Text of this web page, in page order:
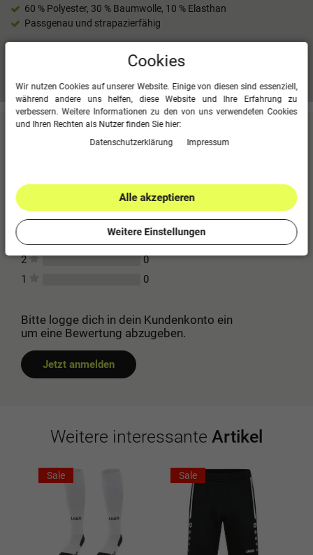
60 % Polyester, 30 % Baumwolle, 10 % Elasthan
Passgenau und strapazierfähig
Kundenbewertungen
0
4
0
3
2
0
1
0
Bitte logge dich in dein Kundenkonto ein
um eine Bewertung abzugeben.
Jetzt anmelden
Weitere interessante Artikel
Sale Sale
Cookies
Wir nutzen Cookies auf unserer Website. Einige von diesen sind essenziell,
während andere uns helfen, diese Website und Ihre Erfahrung zu
verbessern. Weitere Informationen zu den von uns verwendeten Cookies
und Ihren Rechten als Nutzer finden Sie hier:
Daten­schutz­erklärung
Impressum
Alle akzeptieren
Weitere Einstellungen